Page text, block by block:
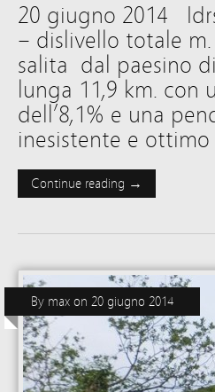
20 giugno 2014
– dislivello totale
salita dal paesino
lunga 11,9 km. con
dell’8,1% e una
inesistente e
Continue reading →
By max on 20 giugno 2014